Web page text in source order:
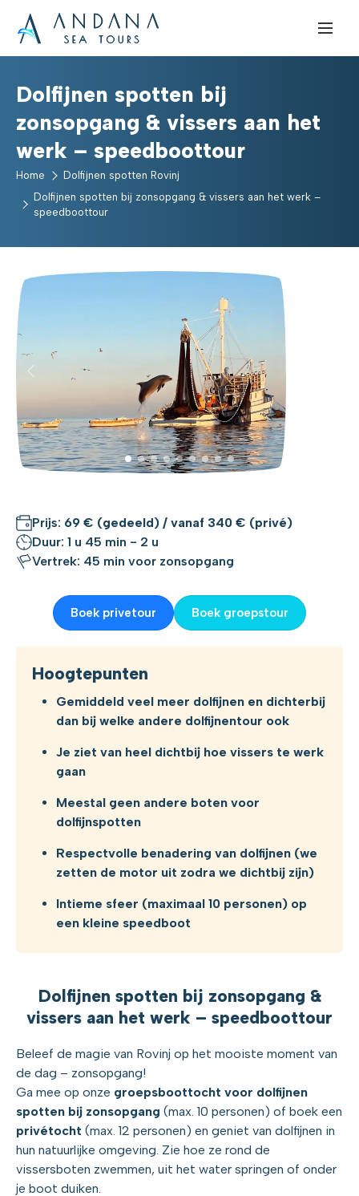
Dolfijnen spotten bij
zonsopgang & vissers aan het
werk – speedboottour
Home
Dolfijnen spotten Rovinj
Dolfijnen spotten bij zonsopgang & vissers aan het werk –
speedboottour
Prijs: 69 € (gedeeld) / vanaf 340 € (privé)
Duur: 1 u 45 min - 2 u
Vertrek: 45 min voor zonsopgang
Boek privetour Boek groepstour
Hoogtepunten
Gemiddeld veel meer dolfijnen en dichterbij
dan bij welke andere dolfijnentour ook
Je ziet van heel dichtbij hoe vissers te werk
gaan
Meestal geen andere boten voor
dolfijnspotten
Respectvolle benadering van dolfijnen (we
zetten de motor uit zodra we dichtbij zijn)
Intieme sfeer (maximaal 10 personen) op
een kleine speedboot
Dolfijnen spotten bij zonsopgang &
vissers aan het werk – speedboottour
Beleef de magie van Rovinj op het mooiste moment van
de dag – zonsopgang!
Ga mee op onze groepsboottocht voor dolfijnen
spotten bij zonsopgang (max. 10 personen) of boek een
privétocht (max. 12 personen) en geniet van dolfijnen in
hun natuurlijke omgeving. Zie hoe ze rond de
vissersboten zwemmen, uit het water springen of onder
je boot duiken.